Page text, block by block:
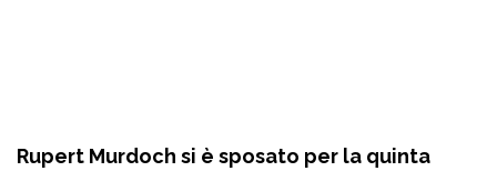
Rupert Murdoch si è sposato per la quinta